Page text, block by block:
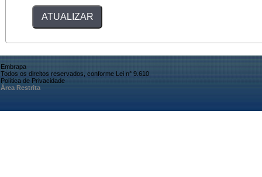
Embrapa
Todos os direitos reservados, conforme Lei n° 9.610
Política de Privacidade
Área Restrita